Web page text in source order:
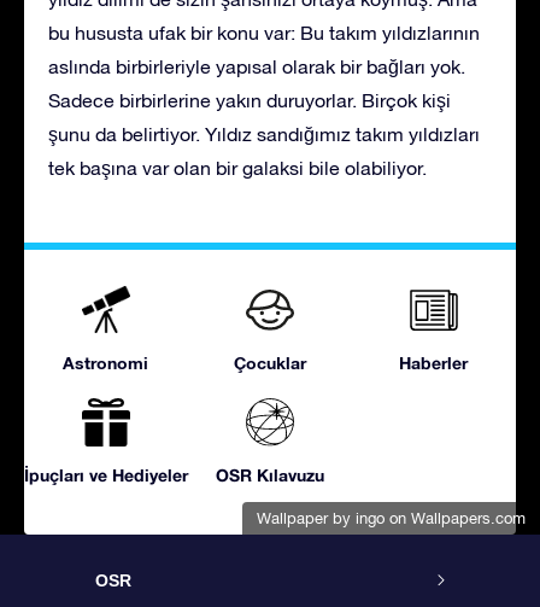
Wallpaper by ingo on Wallpapers.com
bu hususta ufak bir konu var: Bu takım yıldızlarının
aslında birbirleriyle yapısal olarak bir bağları yok.
Sadece birbirlerine yakın duruyorlar. Birçok kişi
şunu da belirtiyor. Yıldız sandığımız takım yıldızları
tek başına var olan bir galaksi bile olabiliyor.
Astronomi Çocuklar Haberler
İpuçları ve Hediyeler OSR Kılavuzu
OSR